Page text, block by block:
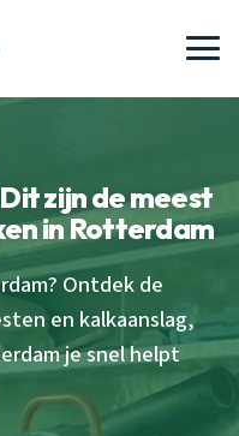
zijn de meest
in Rotterdam
Ontdek de
en kalkaanslag,
je snel helpt